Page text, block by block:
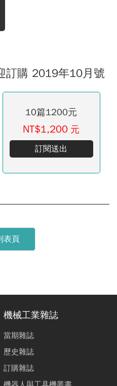
訂購 2019年10月號
10篇1200元
NT$1,200 元
訂閱送出
表頁
機械工業雜誌
當期雜誌
歷史雜誌
訂購雜誌